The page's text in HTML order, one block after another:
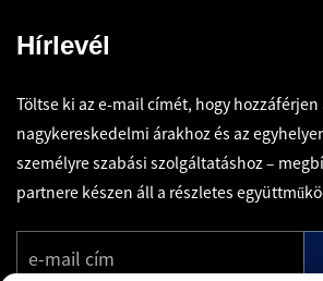
Hírlevél
Töltse ki az e-mail címét, hogy hozzáférjen
nagykereskedelmi árakhoz és az
személyre szabási szolgáltatáshoz –
partnere készen áll a részletes